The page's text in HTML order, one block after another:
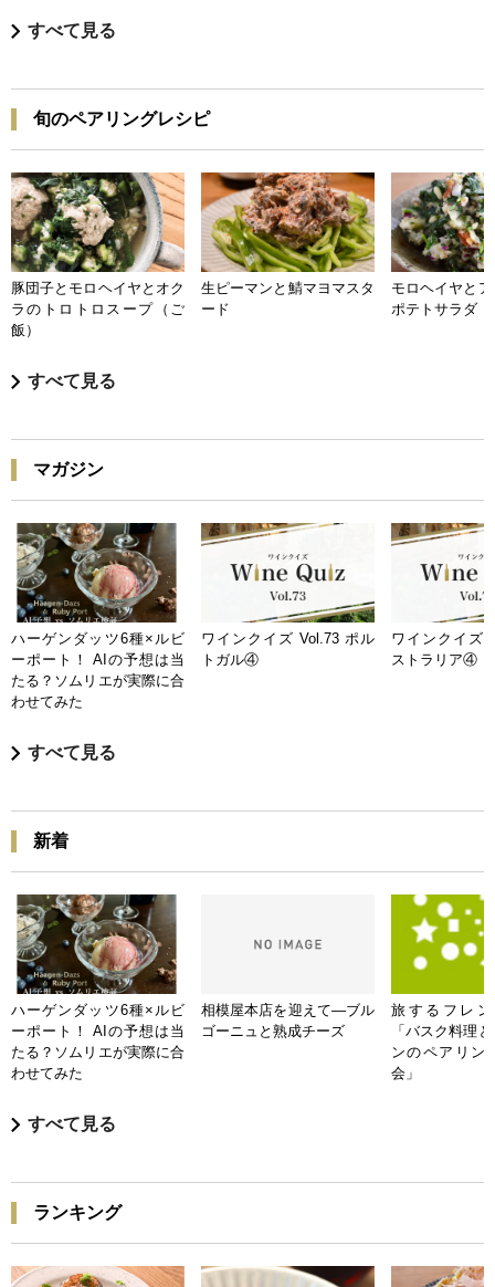
すべて見る
旬のペアリングレシピ
豚団子とモロヘイヤとオク
ラのトロトロスープ（ご
飯）
生ピーマンと鯖マヨマスタ
ード
モロヘイヤと
ポテトサラダ
すべて見る
マガジン
ハーゲンダッツ6種×ルビ
ーポート！ AIの予想は当
たる？ソムリエが実際に合
わせてみた
ワインクイズ Vol.73 ポル
トガル④
ワインクイズ
ストラリア④
すべて見る
新着
ハーゲンダッツ6種×ルビ
ーポート！ AIの予想は当
たる？ソムリエが実際に合
わせてみた
相模屋本店を迎えて―ブル
ゴーニュと熟成チーズ
旅するフレン
「バスク料理
ンのペアリン
会」
すべて見る
ランキング